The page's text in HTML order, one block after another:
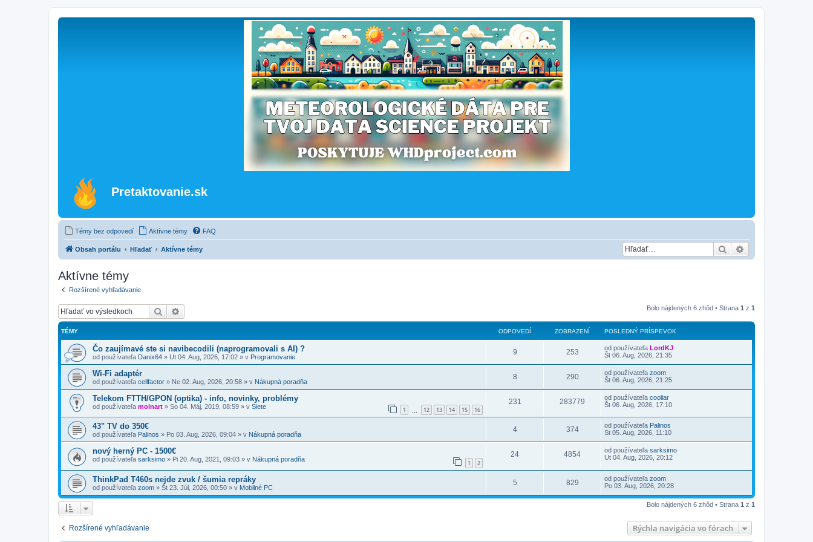
Pretaktovanie.sk
Témy bez odpovedí Aktívne témy FAQ
Obsah portálu Hľadať Aktívne témy Hľadať
Aktívne témy
Rozšírené vyhľadávanie
Hľadať Bolo nájdených 6 zhôd • Strana 1 z 1
TÉMY ODPOVEDÍ ZOBRAZENÍ POSLEDNÝ PRÍSPEVOK
Čo zaujímavé ste si navibecodili (naprogramovali s AI) ?
od používateľa Danix64 » Ut 04. Aug, 2026, 17:02 » v Programovanie
9 253 od používateľa LordKJ
Št 06. Aug, 2026, 21:35
Wi-Fi adaptér
od používateľa cellfactor » Ne 02. Aug, 2026, 20:58 » v Nákupná poradňa
8 290 od používateľa zoom
Št 06. Aug, 2026, 21:25
Telekom FTTH/GPON (optika) - info, novinky, problémy
od používateľa molnart » So 04. Máj, 2019, 08:59 » v Siete 1 12 13 14 15 16
231 283779 od používateľa cooliar
Št 06. Aug, 2026, 17:10
43" TV do 350€
od používateľa Palinos » Po 03. Aug, 2026, 09:04 » v Nákupná poradňa
4 374 od používateľa Palinos
St 05. Aug, 2026, 11:10
nový herný PC - 1500€
od používateľa sarksimo » Pi 20. Aug, 2021, 09:03 » v Nákupná poradňa 1 2
24 4854 od používateľa sarksimo
Ut 04. Aug, 2026, 20:12
ThinkPad T460s nejde zvuk / šumia repráky
od používateľa zoom » Št 23. Júl, 2026, 00:50 » v Mobilné PC
5 829 od používateľa zoom
Po 03. Aug, 2026, 20:28
Bolo nájdených 6 zhôd • Strana 1 z 1
Rozšírené vyhľadávanie Rýchla navigácia vo fórach